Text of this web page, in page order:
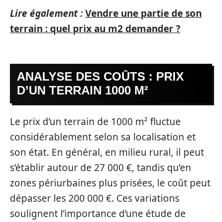
Lire également :Vendre une partie de son
terrain : quel prix au m2 demander ?
ANALYSE DES COÛTS : PRIX
D’UN TERRAIN 1000 M²
Le prix d’un terrain de 1000 m² fluctue
considérablement selon sa localisation et
son état. En général, en milieu rural, il peut
s’établir autour de 27 000 €, tandis qu’en
zones périurbaines plus prisées, le coût peut
dépasser les 200 000 €. Ces variations
soulignent l’importance d’une étude de